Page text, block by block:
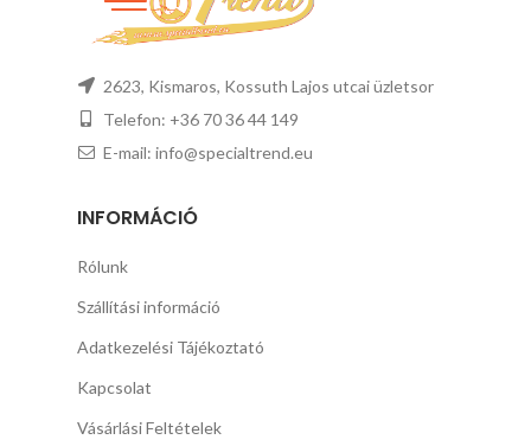
2623, Kismaros, Kossuth Lajos utcai üzletsor
Telefon: +36 70 36 44 149
E-mail: info@specialtrend.eu
INFORMÁCIÓ
Rólunk
Szállítási információ
Adatkezelési Tájékoztató
Kapcsolat
Vásárlási Feltételek